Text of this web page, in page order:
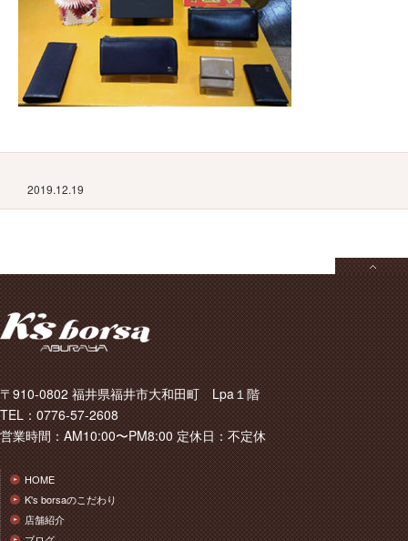
2019.12.19
〒910-0802 福井県福井市大和田町 Lpa１階
TEL：0776-57-2608
営業時間：AM10:00〜PM8:00 定休日：不定休
HOME
K's borsaのこだわり
店舗紹介